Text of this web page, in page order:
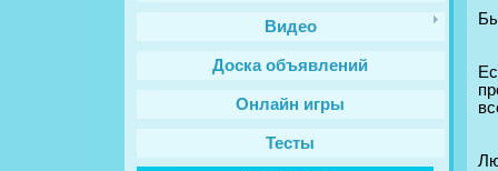
Видео
Доска объявлений
Онлайн игры
Тесты